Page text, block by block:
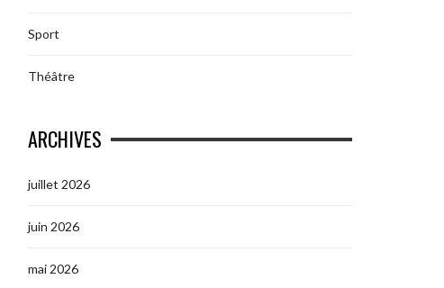
Sport
Théâtre
ARCHIVES
juillet 2026
juin 2026
mai 2026